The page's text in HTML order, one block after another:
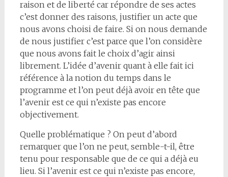
raison et de liberté car répondre de ses actes
c’est donner des raisons, justifier un acte que
nous avons choisi de faire. Si on nous demande
de nous justifier c’est parce que l’on considère
que nous avons fait le choix d’agir ainsi
librement. L’idée d’avenir quant à elle fait ici
référence à la notion du temps dans le
programme et l’on peut déjà avoir en tête que
l’avenir est ce qui n’existe pas encore
objectivement.
Quelle problématique ? On peut d’abord
remarquer que l’on ne peut, semble-t-il, être
tenu pour responsable que de ce qui a déjà eu
lieu. Si l’avenir est ce qui n’existe pas encore,